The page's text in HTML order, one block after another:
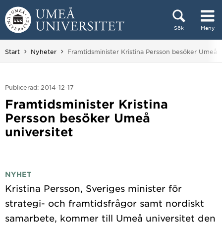
Hoppa direkt till innehållet
Sök Meny
Huvudmenyn dold.
Start Nyheter Du är här:
Framtidsminister Kristina Persson besöker Umeå
Publicerad: 2014-12-17
Framtidsminister Kristina
Persson besöker Umeå
universitet
NYHET
Kristina Persson, Sveriges minister för
strategi- och framtidsfrågor samt nordiskt
samarbete, kommer till Umeå universitet den